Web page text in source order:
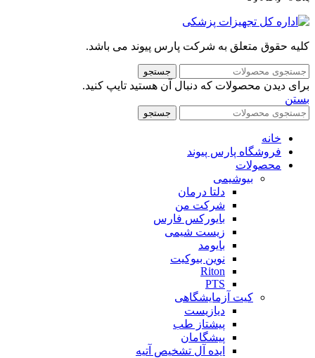
کلیه حقوق متعلق به شرکت پارس پیوند می باشد.
جستجو
برای دیدن محصولات که دنبال آن هستید تایپ کنید.
بستن
جستجو
خانه
فروشگاه پارس پیوند
محصولات
بیوشیمی
دلتا درمان
شرکت من
بایورکس فارس
زیست شیمی
بایومد
نوین بیوکیت
Riton
PTS
کیت آزمایشگاهی
دیازیست
پیشتاز طب
پیشگامان
ایده آل تشخیص آتیه